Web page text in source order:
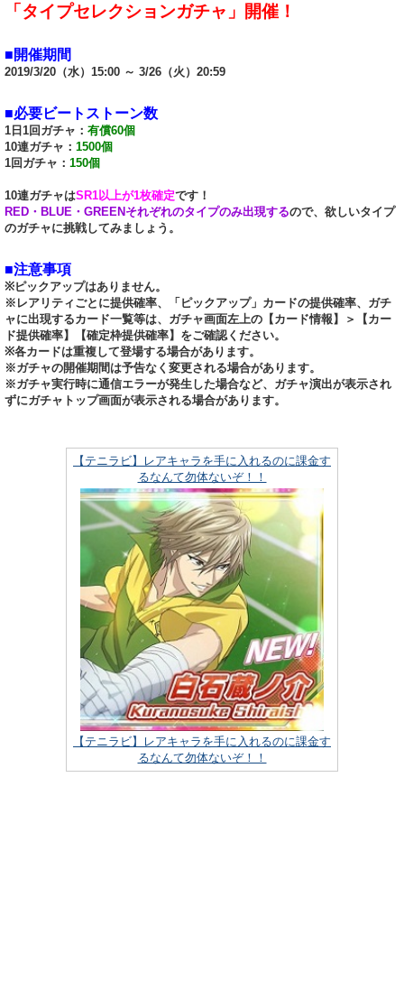
「タイプセレクションガチャ」開催！
■開催期間
2019/3/20（水）15:00 ～ 3/26（火）20:59
■必要ビートストーン数
1日1回ガチャ： 有償60個
10連ガチャ： 1500個
1回ガチャ： 150個
10連ガチャはSR1以上が1枚確定です！
RED・BLUE・GREENそれぞれのタイプのみ出現するので、欲しいタイプ
のガチャに挑戦してみましょう。
■注意事項
※ピックアップはありません。
※レアリティごとに提供確率、「ピックアップ」カードの提供確率、ガチ
ャに出現するカード一覧等は、ガチャ画面左上の【カード情報】＞【カー
ド提供確率】【確定枠提供確率】をご確認ください。
※各カードは重複して登場する場合があります。
※ガチャの開催期間は予告なく変更される場合があります。
※ガチャ実行時に通信エラーが発生した場合など、ガチャ演出が表示され
ずにガチャトップ画面が表示される場合があります。
【テニラビ】レアキャラを手に入れるのに課金す
るなんて勿体ないぞ！！
【テニラビ】レアキャラを手に入れるのに課金す
るなんて勿体ないぞ！！